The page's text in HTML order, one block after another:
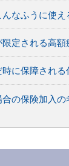
なふうに使え
限定される高額
に保障される
の保険加入